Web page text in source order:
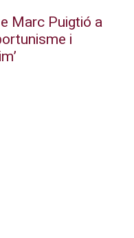
Marc Puigtió a
i